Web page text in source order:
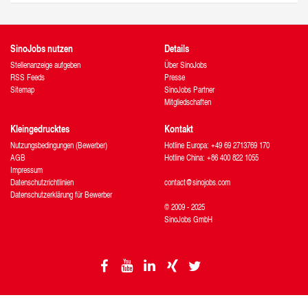
SinoJobs nutzen
Stellenanzeige aufgeben
RSS Feeds
Sitemap
Details
Über SinoJobs
Presse
SinoJobs Partner
Mitgliedschaften
Kleingedrucktes
Nutzungsbedingungen (Bewerber)
AGB
Impressum
Datenschutzrichtlinien
Datenschutzerklärung für Bewerber
Kontakt
Hotline Europa: +49 69 2713769 170
Hotline China: +86 400 822 1055
contact@sinojobs.com
© 2009 - 2025
SinoJobs GmbH